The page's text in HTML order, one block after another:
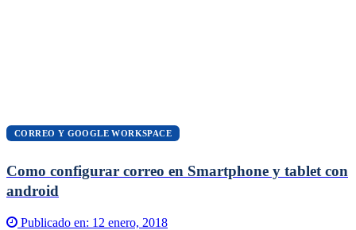
CORREO Y GOOGLE WORKSPACE
Como configurar correo en Smartphone y tablet con
android
Publicado en: 12 enero, 2018